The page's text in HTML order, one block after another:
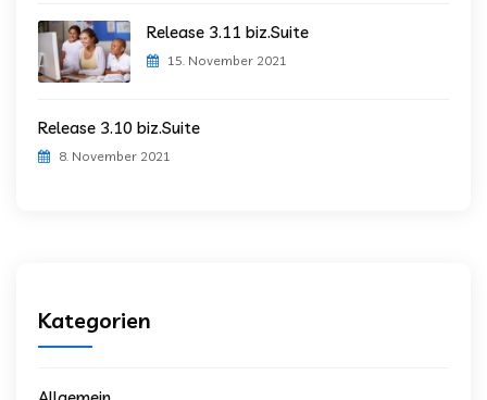
Release 3.11 biz.Suite
15. November 2021
Release 3.10 biz.Suite
8. November 2021
Kategorien